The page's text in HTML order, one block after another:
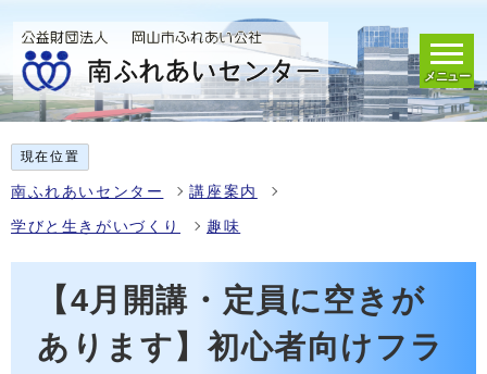
メニュー
現在位置
南ふれあいセンター 講座案内
学びと生きがいづくり 趣味
【4月開講・定員に空きが
あります】初心者向けフラ